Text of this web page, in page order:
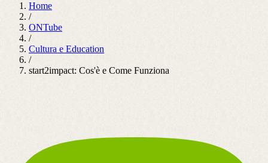
Home
/
ONTube
/
Cultura e Education
/
start2impact: Cos'è e Come Funziona